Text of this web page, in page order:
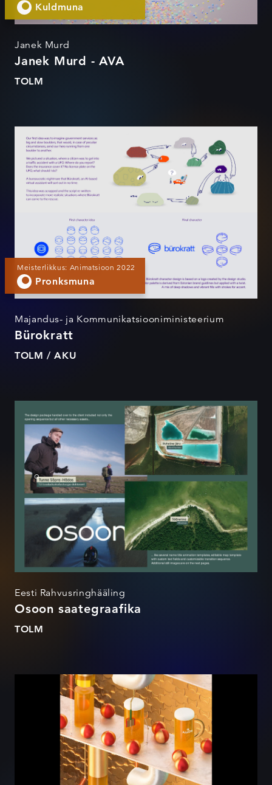
Kuldmuna
Janek Murd
Janek Murd - AVA
TOLM
Meisterlikkus: Animatsioon 2022
Pronksmuna
Majandus- ja Kommunikatsiooniministeerium
Bürokratt
TOLM / AKU
Osoon saategraafika
Eesti Rahvusringhääling
Osoon saategraafika
TOLM
LÕPMATUS